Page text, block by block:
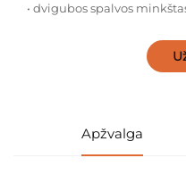
• dvigubos spalvos
Apžvalga